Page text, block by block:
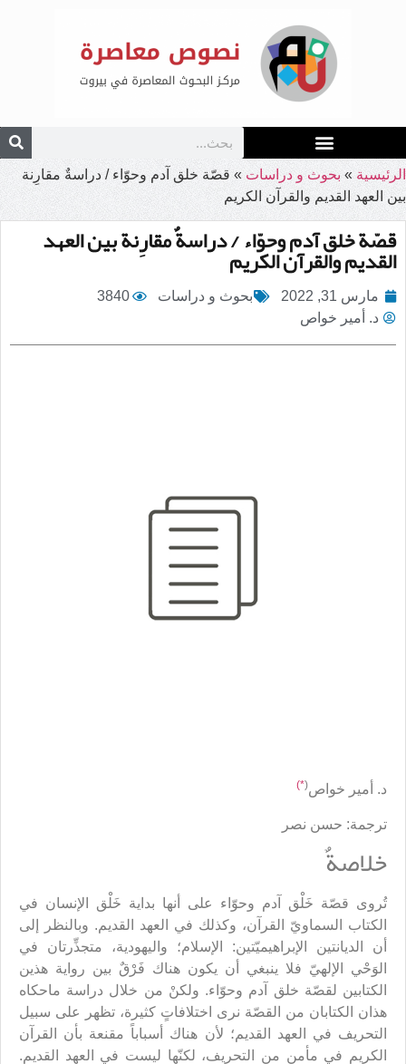
الرئيسية » بحوث و دراسات » قصّة خلق آدم وحوّاء / دراسةٌ مقارِنة
بين العهد القديم والقرآن الكريم
قصّة خلق آدم وحوّاء / دراسةٌ مقارِنة بين العهد
القديم والقرآن الكريم
مارس 31, 2022 بحوث و دراسات
3840
د. أمير خواص
د. أمير خواص(
*)
ترجمة: حسن نصر
خلاصةٌ
تُروى قصّة خَلْق آدم وحوّاء على أنها بداية خَلْق الإنسان في
الكتاب السماويّ القرآن، وكذلك في العهد القديم. وبالنظر إلى
أن الديانتين الإبراهيميّتين: الإسلام؛ واليهودية، متجذِّرتان في
الوَحْي الإلهيّ فلا ينبغي أن يكون هناك فَرْقٌ بين رواية هذين
الكتابين لقصّة خلق آدم وحوّاء. ولكنْ من خلال دراسة ماحكاه
هذان الكتابان من القصّة نرى اختلافاتٍ كثيرة، تظهر على سبيل
التحريف في العهد القديم؛ لأن هناك أسباباً مقنعة بأن القرآن
الكريم في مأمنٍ من التحريف، لكنّها ليست في العهد القديم.